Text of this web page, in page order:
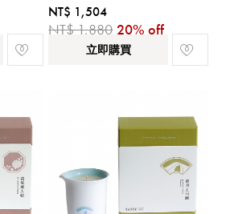
NT$ 1,504
NT$ 1,880 20% off
立即購買